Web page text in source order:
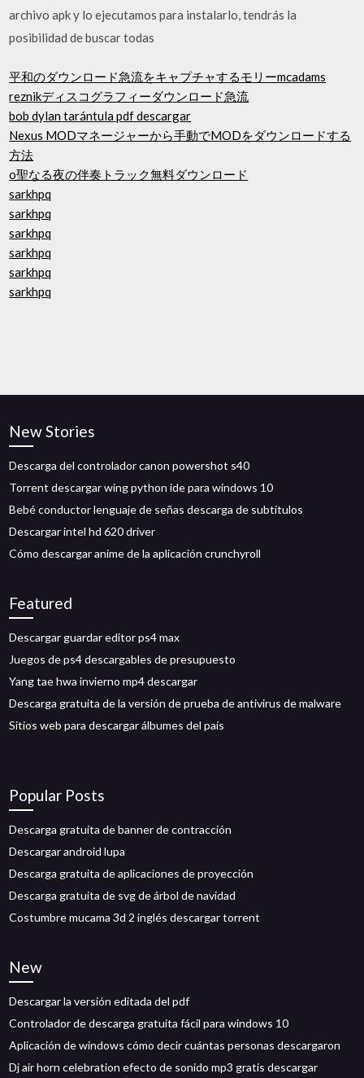
archivo apk y lo ejecutamos para instalarlo, tendrás la
posibilidad de buscar todas
平和のダウンロード急流をキャプチャするモリーmcadams
reznikディスコグラフィーダウンロード急流
bob dylan tarántula pdf descargar
Nexus MODマネージャーから手動でMODをダウンロードする
方法
o聖なる夜の伴奏トラック無料ダウンロード
sarkhpq
sarkhpq
sarkhpq
sarkhpq
sarkhpq
sarkhpq
New Stories
Descarga del controlador canon powershot s40
Torrent descargar wing python ide para windows 10
Bebé conductor lenguaje de señas descarga de subtítulos
Descargar intel hd 620 driver
Cómo descargar anime de la aplicación crunchyroll
Featured
Descargar guardar editor ps4 max
Juegos de ps4 descargables de presupuesto
Yang tae hwa invierno mp4 descargar
Descarga gratuita de la versión de prueba de antivirus de malware
Sitios web para descargar álbumes del país
Popular Posts
Descarga gratuita de banner de contracción
Descargar android lupa
Descarga gratuita de aplicaciones de proyección
Descarga gratuita de svg de árbol de navidad
Costumbre mucama 3d 2 inglés descargar torrent
New
Descargar la versión editada del pdf
Controlador de descarga gratuita fácil para windows 10
Aplicación de windows cómo decir cuántas personas descargaron
Dj air horn celebration efecto de sonido mp3 gratis descargar